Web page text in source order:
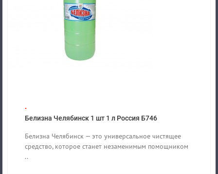
.
Белизна Челябинск 1 шт 1 л Россия Б746
Белизна Челябинск — это универсальное чистящее
средство, которое станет незаменимым помощником
..